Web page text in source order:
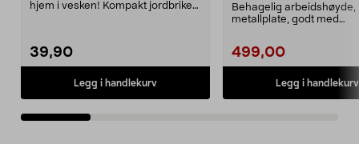
hjem i vesken! Kompakt jordbrikett,
39,90
Legg i handlekurv
Behagelig arbeidshøyde,
metallplate, godt med
499,00
Legg i handlekurv